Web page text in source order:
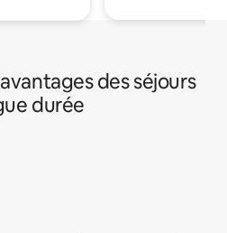
des séjours
durée